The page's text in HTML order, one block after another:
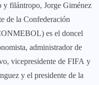
y filántropo, Jorge Giménez
de la Confederación
es el doncel
administrador de
vicepresidente de FIFA y
y el presidente de la